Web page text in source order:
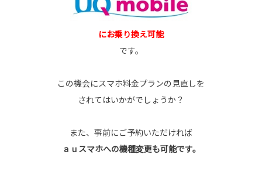
にお乗り換え可能
です。
この機会にスマホ料金プランの見直しを
されてはいかがでしょうか？
また、事前にご予約いただければ
ａｕスマホへの機種変更も可能です。